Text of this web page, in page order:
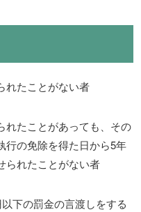
れたことがない者
れたことがあっても、その
行の免除を得た日から5年
られたことがない者
下の罰金の言渡しをする